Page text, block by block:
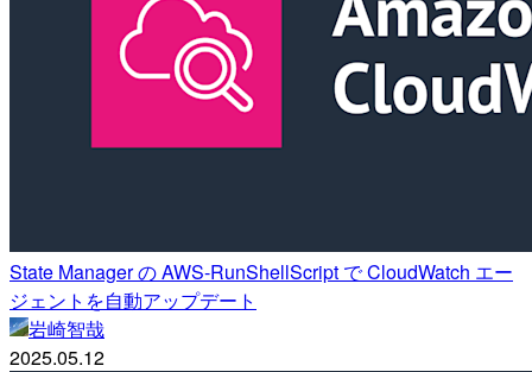
State Manager の AWS-RunShellScript で CloudWatch エー
ジェントを自動アップデート
岩崎智哉
2025.05.12